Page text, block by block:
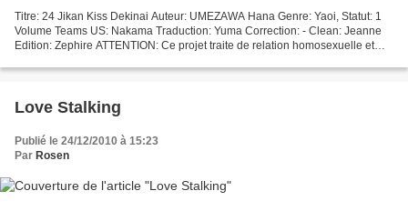
Titre: 24 Jikan Kiss Dekinai Auteur: UMEZAWA Hana Genre: Yaoi, Statut: 1
Volume Teams US: Nakama Traduction: Yuma Correction: - Clean: Jeanne
Edition: Zephire ATTENTION: Ce projet traite de relation homosexuelle et
Love Stalking
Publié le 24/12/2010 à 15:23
Par Rosen